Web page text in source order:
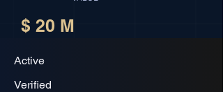
$ 20 M
Active
Verified